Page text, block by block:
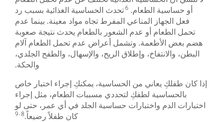
أو حساسية الطعام. 6تحدث ​​الحساسية الغذائية بسبب رد
فعل الجهاز المناعي المفرط تجاه مواد معينة. بينما عدم
تحمل الطعام أو عدم الشعور بالطعام يحدث نتيجة صعوبة
هضم بعض الأطعمة. وتشمل أعراض عدم تحمل الطعام آلام
البطن، والانتفاخ، وإطلاق الريح، والإسهال، والطفح الجلدي،
والحكة.
إذا كان طفلكِ يعاني من الحساسية، يمكنكِ إجراء اختبار خاص
بالحساسية لطفكِ لتحددي مسببات الطعام، مثل إجراء
اختبارات الدم واختبارات حساسية الجلد في أي عمر، حتى لو
كان طفلاً رضيعاً.8-9